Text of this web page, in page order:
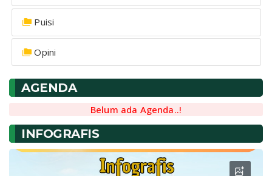
Puisi
Opini
AGENDA
Belum ada Agenda..!
INFOGRAFIS